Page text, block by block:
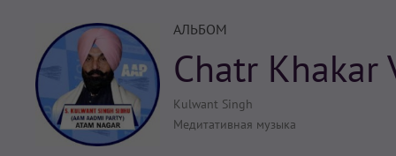
АЛЬБОМ
Chatr Khakar
Kulwant Singh
Медитативная музыка